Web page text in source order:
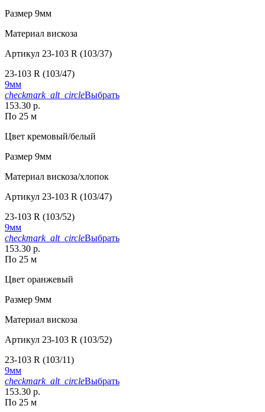
Размер 9мм
Материал вискоза
Артикул 23-103 R (103/37)
23-103 R (103/47)
9мм
checkmark_alt_circleВыбрать
153.30 р.
По 25 м
Цвет кремовый/белый
Размер 9мм
Материал вискоза/хлопок
Артикул 23-103 R (103/47)
23-103 R (103/52)
9мм
checkmark_alt_circleВыбрать
153.30 р.
По 25 м
Цвет оранжевый
Размер 9мм
Материал вискоза
Артикул 23-103 R (103/52)
23-103 R (103/11)
9мм
checkmark_alt_circleВыбрать
153.30 р.
По 25 м